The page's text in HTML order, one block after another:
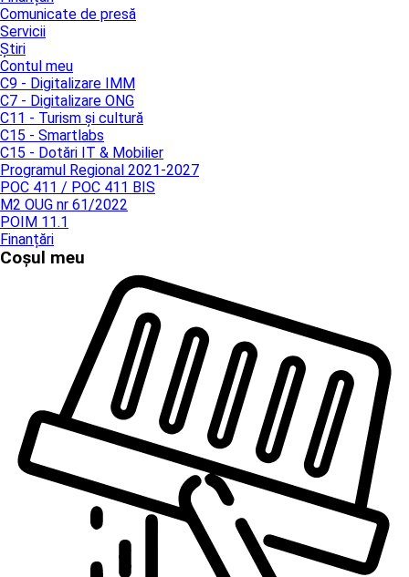
Comunicate de presă
Servicii
Știri
Contul meu
C9 - Digitalizare IMM
C7 - Digitalizare ONG
C11 - Turism și cultură
C15 - Smartlabs
C15 - Dotări IT & Mobilier
Programul Regional 2021-2027
POC 411 / POC 411 BIS
M2 OUG nr 61/2022
POIM 11.1
Finanțări
Coșul meu